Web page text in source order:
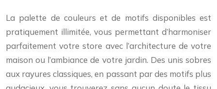
La palette de couleurs et de motifs disponibles est
pratiquement illimitée, vous permettant d’harmoniser
parfaitement votre store avec l’architecture de votre
maison ou l’ambiance de votre jardin. Des unis sobres
aux rayures classiques, en passant par des motifs plus